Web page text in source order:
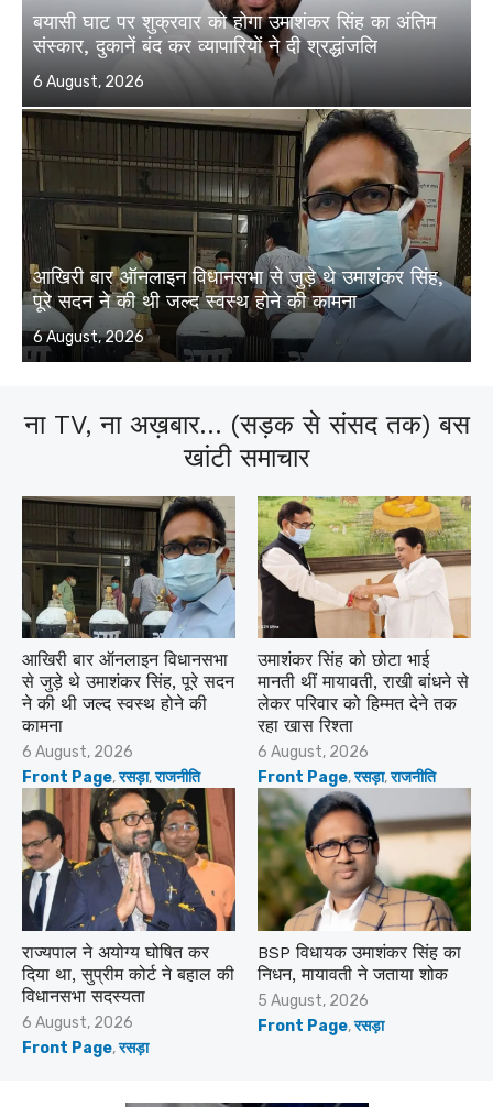
बयासी घाट पर शुक्रवार को होगा उमाशंकर सिंह का अंतिम
संस्कार, दुकानें बंद कर व्यापारियों ने दी श्रद्धांजलि
Posted
on
6 August, 2026
आखिरी बार ऑनलाइन विधानसभा से जुड़े थे उमाशंकर सिंह,
पूरे सदन ने की थी जल्द स्वस्थ होने की कामना
Posted
on
6 August, 2026
ना TV, ना अख़बार... (सड़क से संसद तक) बस
खांटी समाचार
आखिरी बार ऑनलाइन विधानसभा
से जुड़े थे उमाशंकर सिंह, पूरे सदन
ने की थी जल्द स्वस्थ होने की
कामना
Posted
on
6 August, 2026
Front Page,रसड़ा,राजनीति
उमाशंकर सिंह को छोटा भाई
मानती थीं मायावती, राखी बांधने से
लेकर परिवार को हिम्मत देने तक
रहा खास रिश्ता
Posted
on
6 August, 2026
Front Page,रसड़ा,राजनीति
राज्यपाल ने अयोग्य घोषित कर
दिया था, सुप्रीम कोर्ट ने बहाल की
विधानसभा सदस्यता
Posted
on
6 August, 2026
Front Page,रसड़ा
BSP विधायक उमाशंकर सिंह का
निधन, मायावती ने जताया शोक
Posted
on
5 August, 2026
Front Page,रसड़ा